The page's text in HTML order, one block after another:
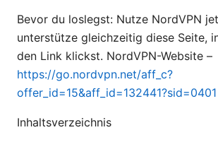
Bevor du loslegst: Nutze NordVPN
unterstütze gleichzeitig diese Seite,
den Link klickst. NordVPN-Website –
https://go.nordvpn.net/aff_c?
offer_id=15&aff_id=132441?sid=0401
Inhaltsverzeichnis